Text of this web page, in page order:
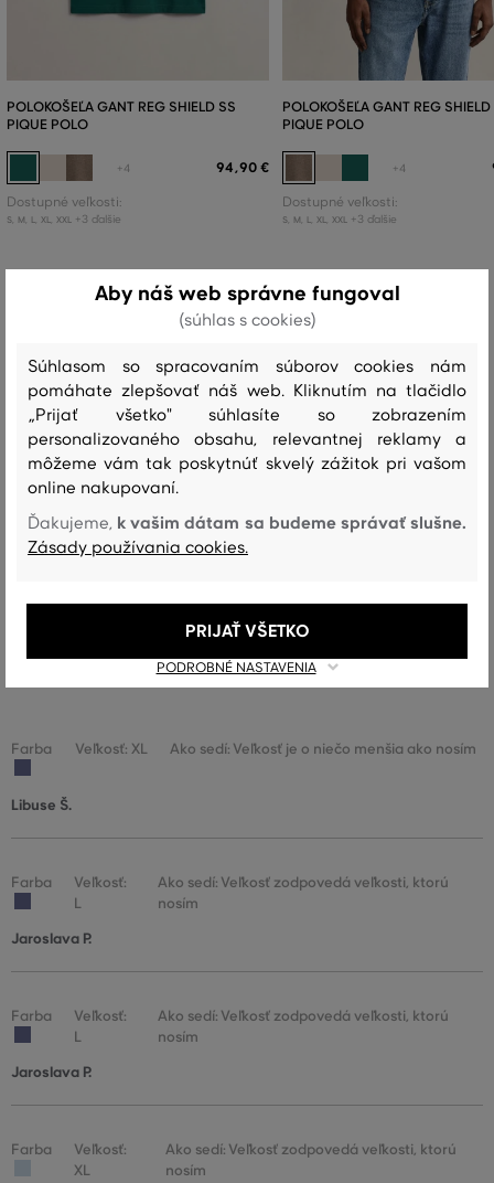
POLOKOŠEĽA GANT REG SHIELD SS
PIQUE POLO
+4 94,90 €
Dostupné veľkosti:
S M L XL XXL +3 ďalšie
POLOKOŠEĽA GANT REG SHIELD
PIQUE POLO
+4
Dostupné veľkosti:
S M L XL XXL +3 ďalšie
AKO SEDELA VYBRANÁ VEĽKOSŤ NAŠIM ZÁKAZNÍKOM
Veľkosť je oveľa menšia ako nosím 0
Veľkosť je o niečo menšia ako
nosím
Veľkosť zodpovedá veľkosti, ktorú
nosím
0
Farba Veľkosť: XL Ako sedí: Veľkosť je o niečo menšia ako nosím
Libuse Š.
Farba
Veľkosť:
L
Ako sedí: Veľkosť zodpovedá veľkosti, ktorú
nosím
Jaroslava P.
Farba
Veľkosť:
L
Ako sedí: Veľkosť zodpovedá veľkosti, ktorú
nosím
Jaroslava P.
Farba
Veľkosť:
XL
Ako sedí: Veľkosť zodpovedá veľkosti, ktorú
nosím
Aby náš web správne fungoval
(súhlas s cookies)
Súhlasom so spracovaním súborov cookies nám
pomáhate zlepšovať náš web. Kliknutím na tlačidlo
„Prijať všetko" súhlasíte so zobrazením
personalizovaného obsahu, relevantnej reklamy a
môžeme vám tak poskytnúť skvelý zážitok pri vašom
online nakupovaní.
Ďakujeme, k vašim dátam sa budeme správať slušne.
Zásady používania cookies.
PODROBNÉ NASTAVENIA
PRIJAŤ VŠETKO